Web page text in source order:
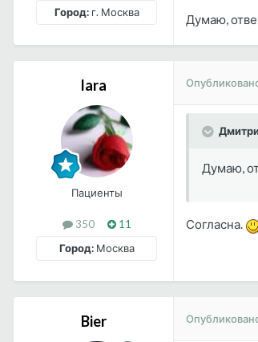
Город:г. Москва
Думаю,
lara
Пациенты
350
11
Город:Москва
Думаю,
Согласна.
Bier